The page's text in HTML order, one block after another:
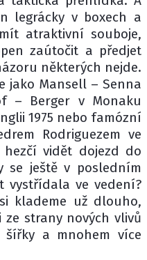
legrácky v boxech a
atraktivní souboje,
zaútočit a předjet
některých nejde.
jako Mansell – Senna
– Berger v Monaku
1975 nebo famózní
Rodriguezem ve
hezčí vidět dojezd do
se ještě v posledním
vystřídala ve vedení?
klademe už dlouho,
strany nových vlivů
a mnohem více